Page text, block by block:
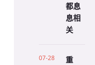
都息
息相
关
07-28
重